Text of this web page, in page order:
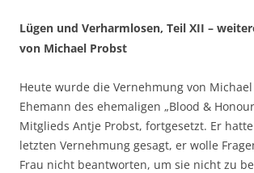
Lügen und Verharmlosen, Teil XII –
von Michael Probst
Heute wurde die Vernehmung von Michael
Ehemann des ehemaligen „Blood &
Mitglieds Antje Probst, fortgesetzt. Er
letzten Vernehmung gesagt, er wolle
Frau nicht beantworten, um sie nicht zu